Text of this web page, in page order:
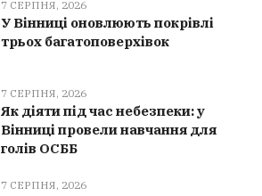
7 СЕРПНЯ, 2026
У Вінниці оновлюють покрівлі
трьох багатоповерхівок
7 СЕРПНЯ, 2026
Як діяти під час небезпеки: у
Вінниці провели навчання для
голів ОСББ
7 СЕРПНЯ, 2026